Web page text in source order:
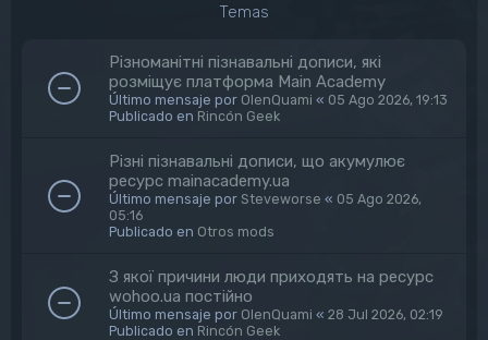
Temas
Різноманітні пізнавальні дописи, які
розміщує платформа Main Academy
Último mensaje por OlenQuami « 05 Ago 2026, 19:13
Publicado en Rincón Geek
Різні пізнавальні дописи, що акумулює
ресурс mainacademy.ua
Último mensaje por Steveworse « 05 Ago 2026,
05:16
Publicado en Otros mods
З якої причини люди приходять на ресурс
wohoo.ua постійно
Último mensaje por OlenQuami « 28 Jul 2026, 02:19
Publicado en Rincón Geek